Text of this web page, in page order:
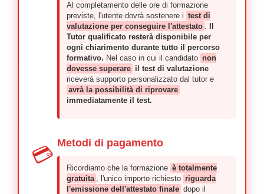
Al completamento delle ore di formazione
previste, l'utente dovrà sostenere i test di
valutazione per conseguire l'attestato .
Tutor qualificato resterà disponibile per
ogni chiarimento durante tutto il percorso
formativo. Nel caso in cui il candidato non
dovesse superare il test di valutazione
riceverà supporto personalizzato dal tutor e
avrà la possibilità di riprovare
immediatamente il test.
💳
Metodi di pagamento
Ricordiamo che la formazione è totalmente
gratuita , l'unico importo richiesto riguarda
l'emissione dell'attestato finale dopo il